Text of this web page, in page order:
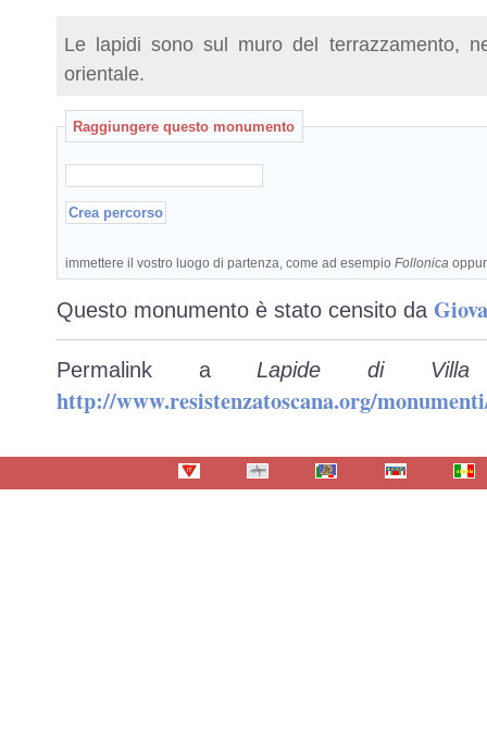
Le lapidi sono sul muro del terrazzamento,
orientale.
Raggiungere questo monumento
immettere il vostro luogo di partenza, come ad esempio Follonica
Questo monumento è stato censito da
Permalink a Lapide di
http://www.resistenzatoscana.org/